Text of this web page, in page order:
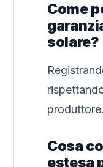
Come
solare?
produttore.
Cosa
estesa